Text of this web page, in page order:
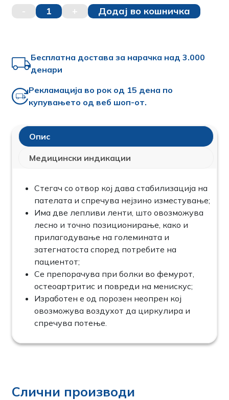
- 1 + Додај во кошничка
Бесплатна достава за нарачка над 3.000
денари
Рекламација во рок од 15 дена по
купувањето од веб шоп-от.
Oпис
Медицински индикации
Стегач со отвор кој дава стабилизација на
пателата и спречува нејзино изместување;
Има две лепливи ленти, што овозможува
лесно и точно позиционирање, како и
прилагодување на големината и
затегнатоста според потребите на
пациентот;
Се препорачува при болки во фемурот,
остеоартритис и повреди на менискус;
Изработен е од порозен неопрен кој
овозможува воздухот да циркулира и
спречува потење.
Слични производи